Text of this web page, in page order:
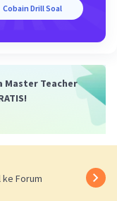
Cobain Drill Soal
Master Teacher
ke Forum